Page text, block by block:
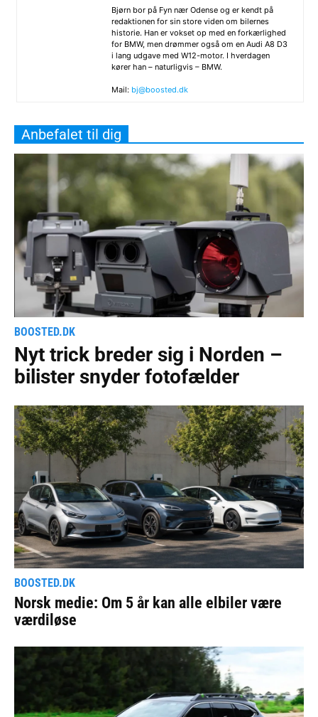
Bjørn bor på Fyn nær Odense og er kendt på
redaktionen for sin store viden om bilernes
historie. Han er vokset op med en forkærlighed
for BMW, men drømmer også om en Audi A8 D3
i lang udgave med W12-motor. I hverdagen
kører han – naturligvis – BMW.
Mail: bj@boosted.dk